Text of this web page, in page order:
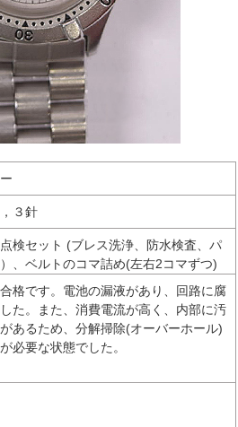
３針
検セット (ブレス洗浄、防水検査、パ
、ベルトのコマ詰め(左右2コマずつ)
格です。電池の漏液があり、回路に腐
た。また、消費電流が高く、内部に汚
あるため、分解掃除(オーバーホール)
必要な状態でした。